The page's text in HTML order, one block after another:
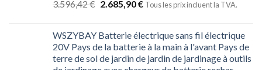
3.596,42€ 2.685,90€ Tous les prix incluent la TVA.
WSZYBAY Batterie électrique sans fil électrique
20V Pays de la batterie à la main à l'avant Pays de
terre de sol de jardin de jardin de jardinage à outils